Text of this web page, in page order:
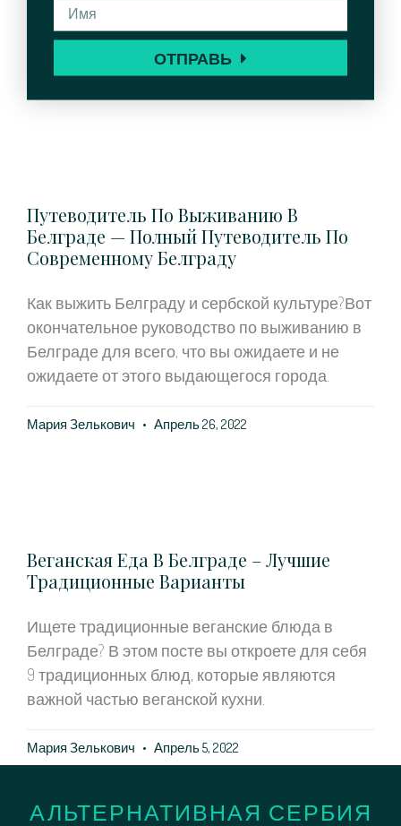
ОТПРАВЬ
Путеводитель По Выживанию В
Белграде — Полный Путеводитель По
Современному Белграду
Как выжить Белграду и сербской культуре?Вот
окончательное руководство по выживанию в
Белграде для всего, что вы ожидаете и не
ожидаете от этого выдающегося города.
Мария Зелькович Апрель 26, 2022
Веганская Еда В Белграде – Лучшие
Традиционные Варианты
Ищете традиционные веганские блюда в
Белграде? В этом посте вы откроете для себя
9 традиционных блюд, которые являются
важной частью веганской кухни.
Мария Зелькович Апрель 5, 2022
АЛЬТЕРНАТИВНАЯ СЕРБИЯ